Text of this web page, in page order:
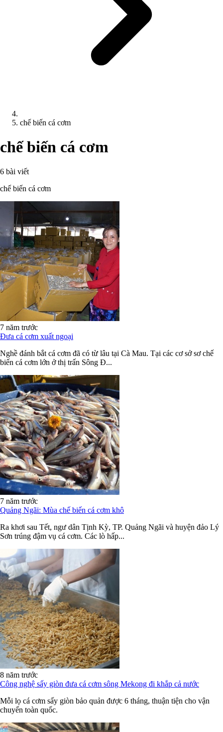
chế biến cá cơm
chế biến cá cơm
6 bài viết
chế biến cá cơm
7 năm trước
Đưa cá cơm xuất ngoại
Nghề đánh bắt cá cơm đã có từ lâu tại Cà Mau. Tại các cơ sở sơ chế
biến cá cơm lớn ở thị trấn Sông Đ...
7 năm trước
Quảng Ngãi: Mùa chế biến cá cơm khô
Ra khơi sau Tết, ngư dân Tịnh Kỳ, TP. Quảng Ngãi và huyện đảo Lý
Sơn trúng đậm vụ cá cơm. Các lò hấp...
8 năm trước
Công nghệ sấy giòn đưa cá cơm sông Mekong đi khắp cả nước
Mỗi lọ cá cơm sấy giòn bảo quản được 6 tháng, thuận tiện cho vận
chuyển toàn quốc.